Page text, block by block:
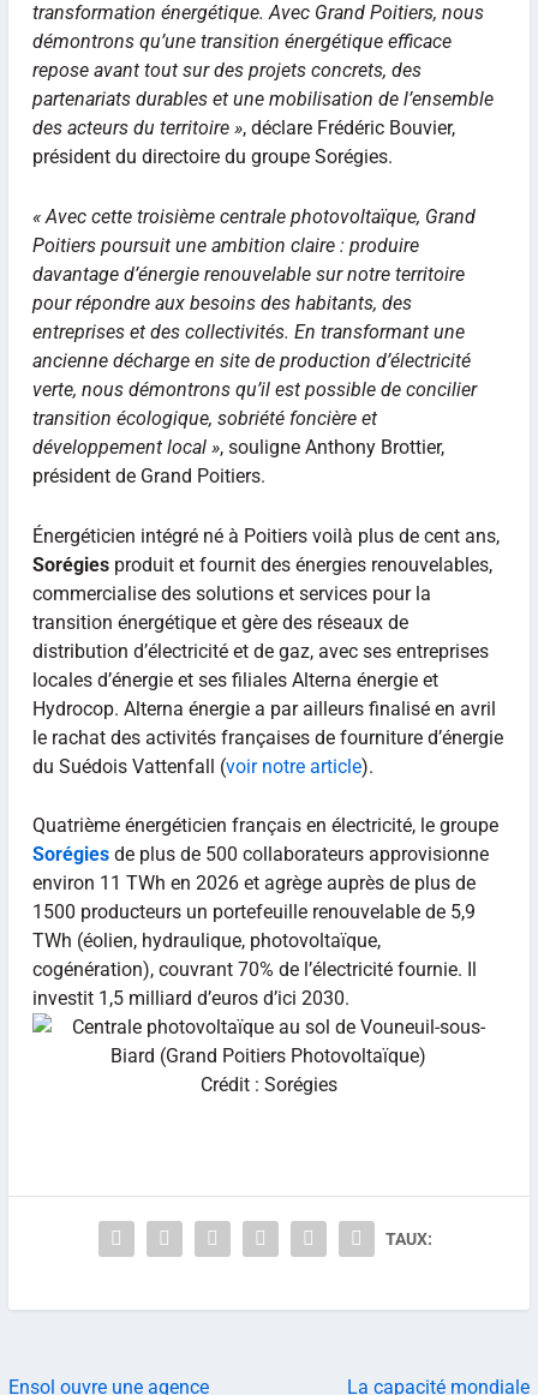
transformation énergétique. Avec Grand Poitiers, nous
démontrons qu’une transition énergétique efficace
repose avant tout sur des projets concrets, des
partenariats durables et une mobilisation de l’ensemble
des acteurs du territoire », déclare Frédéric Bouvier,
président du directoire du groupe Sorégies.
« Avec cette troisième centrale photovoltaïque, Grand
Poitiers poursuit une ambition claire : produire
davantage d’énergie renouvelable sur notre territoire
pour répondre aux besoins des habitants, des
entreprises et des collectivités. En transformant une
ancienne décharge en site de production d’électricité
verte, nous démontrons qu’il est possible de concilier
transition écologique, sobriété foncière et
développement local », souligne Anthony Brottier,
président de Grand Poitiers.
Énergéticien intégré né à Poitiers voilà plus de cent ans,
Sorégiesproduit et fournit des énergies renouvelables,
commercialise des solutions et services pour la
transition énergétique et gère des réseaux de
distribution d’électricité et de gaz, avec ses entreprises
locales d’énergie et ses filiales Alterna énergie et
Hydrocop. Alterna énergie a par ailleurs finalisé en avril
le rachat des activités françaises de fourniture d’énergie
du Suédois Vattenfall (voir notre article).
Quatrième énergéticien français en électricité, le groupe
Sorégiesde plus de 500 collaborateurs approvisionne
environ 11 TWh en 2026 et agrège auprès de plus de
1500 producteurs un portefeuille renouvelable de 5,9
TWh (éolien, hydraulique, photovoltaïque,
cogénération), couvrant 70% de l’électricité fournie. Il
investit 1,5 milliard d’euros d’ici 2030.
Crédit : Sorégies
TAUX:
Ensol ouvre une agence La capacité mondiale